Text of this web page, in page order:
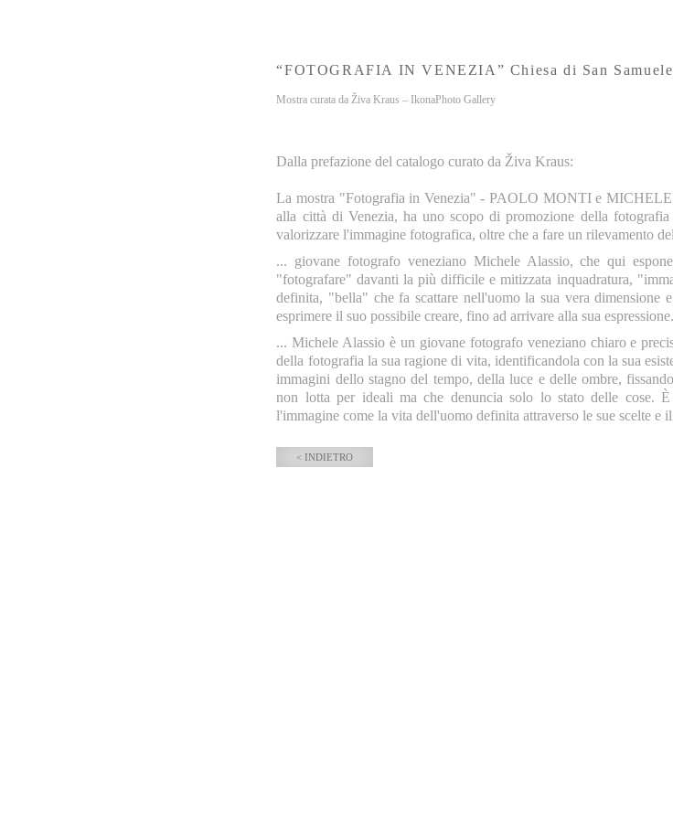
“FOTOGRAFIA IN VENEZIA” Chiesa di San
Mostra curata da Živa Kraus – IkonaPhoto Gallery
Dalla prefazione del catalogo curato da Živa Kraus:
La mostra "Fotografia in Venezia" - PAOLO MONTI e
alla città di Venezia, ha uno scopo di promozione della
valorizzare l'immagine fotografica, oltre che a fare un rilevamento
... giovane fotografo veneziano Michele Alassio, che qui
"fotografare" davanti la più difficile e mitizzata inquadratura,
definita, "bella" che fa scattare nell'uomo la sua vera dimensione
esprimere il suo possibile creare, fino ad arrivare alla sua espressione.
... Michele Alassio è un giovane fotografo veneziano chiaro e
della fotografia la sua ragione di vita, identificandola con la sua
immagini dello stagno del tempo, della luce e delle ombre,
non lotta per ideali ma che denuncia solo lo stato delle cose.
l'immagine come la vita dell'uomo definita attraverso le sue scelte e
< INDIETRO